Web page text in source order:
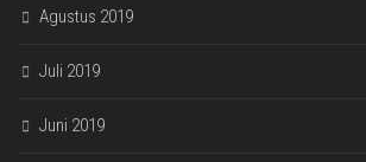
Agustus 2019
Juli 2019
Juni 2019